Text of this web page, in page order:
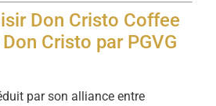
Don Cristo Coffee
Cristo par PGVG
par son alliance entre